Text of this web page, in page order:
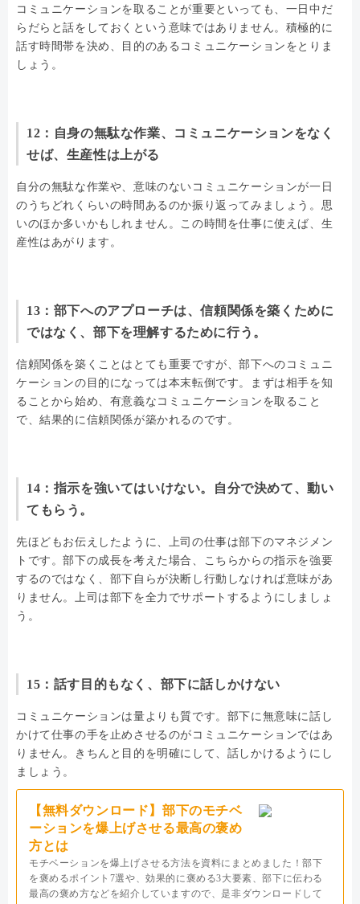
コミュニケーションを取ることが重要といっても、一日中だ
らだらと話をしておくという意味ではありません。積極的に
話す時間帯を決め、目的のあるコミュニケーションをとりま
しょう。
12：自身の無駄な作業、コミュニケーションをなく
せば、生産性は上がる
自分の無駄な作業や、意味のないコミュニケーションが一日
のうちどれくらいの時間あるのか振り返ってみましょう。思
いのほか多いかもしれません。この時間を仕事に使えば、生
産性はあがります。
13：部下へのアプローチは、信頼関係を築くために
ではなく、部下を理解するために行う。
信頼関係を築くことはとても重要ですが、部下へのコミュニ
ケーションの目的になっては本末転倒です。まずは相手を知
ることから始め、有意義なコミュニケーションを取ること
で、結果的に信頼関係が築かれるのです。
14：指示を強いてはいけない。自分で決めて、動い
てもらう。
先ほどもお伝えしたように、上司の仕事は部下のマネジメン
トです。部下の成長を考えた場合、こちらからの指示を強要
するのではなく、部下自らが決断し行動しなければ意味があ
りません。上司は部下を全力でサポートするようにしましょ
う。
15：話す目的もなく、部下に話しかけない
コミュニケーションは量よりも質です。部下に無意味に話し
かけて仕事の手を止めさせるのがコミュニケーションではあ
りません。きちんと目的を明確にして、話しかけるようにし
ましょう。
【無料ダウンロード】部下のモチベ
ーションを爆上げさせる最高の褒め
方とは
モチベーションを爆上げさせる方法を資料にまとめました！部下
を褒めるポイント7選や、効果的に褒める3大要素、部下に伝わる
最高の褒め方などを紹介していますので、是非ダウンロードして